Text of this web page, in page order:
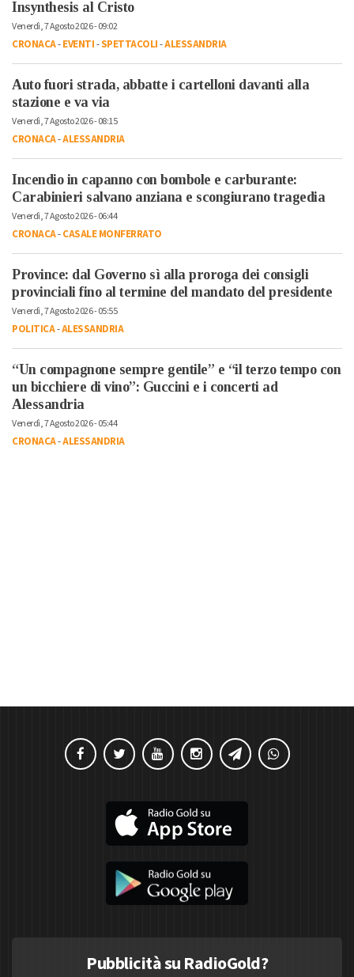
Insynthesis al Cristo
Venerdì, 7 Agosto 2026 - 09:02
CRONACA-EVENTI-SPETTACOLI-ALESSANDRIA
Auto fuori strada, abbatte i cartelloni davanti alla
stazione e va via
Venerdì, 7 Agosto 2026 - 08:15
CRONACA-ALESSANDRIA
Incendio in capanno con bombole e carburante:
Carabinieri salvano anziana e scongiurano tragedia
Venerdì, 7 Agosto 2026 - 06:44
CRONACA-CASALE MONFERRATO
Province: dal Governo sì alla proroga dei consigli
provinciali fino al termine del mandato del presidente
Venerdì, 7 Agosto 2026 - 05:55
POLITICA-ALESSANDRIA
“Un compagnone sempre gentile” e “il terzo tempo con
un bicchiere di vino”: Guccini e i concerti ad
Alessandria
Venerdì, 7 Agosto 2026 - 05:44
CRONACA-ALESSANDRIA
Pubblicità su RadioGold?